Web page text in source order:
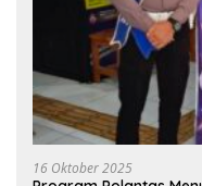
16 Oktober 2025